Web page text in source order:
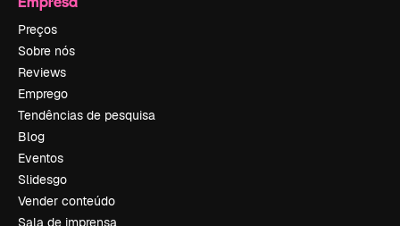
Preços
Sobre nós
Reviews
Emprego
Tendências de pesquisa
Blog
Eventos
Slidesgo
Vender conteúdo
Sala de imprensa